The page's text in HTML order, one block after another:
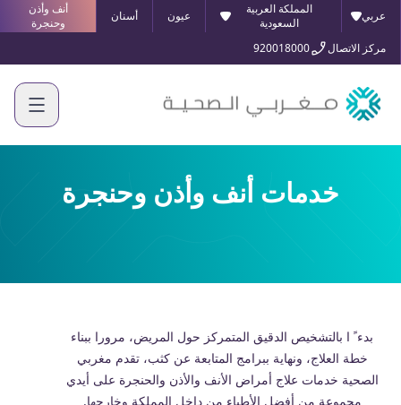
عربي
المملكة العربية
السعودية
عيون أسنان
أنف وأذن
وحنجرة
مركز الاتصال
920018000
خدمات أنف وأذن وحنجرة
بدء ً ا بالتشخیص الدقیق المتمركز حول المریض، مرورا ببناء
خطة العلاج، ونھایة ببرامج المتابعة عن كثب، تقدم مغربي
الصحیة خدمات علاج أمراض الأنف والأذن والحنجرة على أیدي
مجموعة من أفضل الأطباء من داخل المملكة وخارجھا.